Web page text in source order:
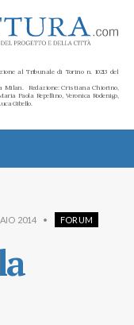
al Tribunale di Torino n. 10213 del
Milan. Redazione: Cristiana Chiorino,
Paola Repellino, Veronica Rodenigo,
Gibello.
2014 • FORUM